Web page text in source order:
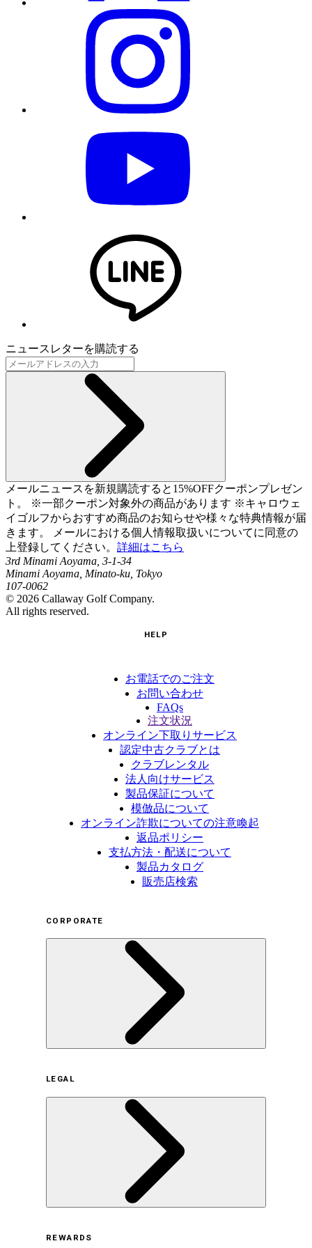
ニュースレターを購読する
メールニュースを新規購読すると15%OFFクーポンプレゼン
ト。 ※一部クーポン対象外の商品があります ※キャロウェ
イゴルフからおすすめ商品のお知らせや様々な特典情報が届
きます。 メールにおける個人情報取扱いについてに同意の
上登録してください。 詳細はこちら
3rd Minami Aoyama, 3-1-34
Minami Aoyama, Minato-ku, Tokyo
107-0062
© 2026 Callaway Golf Company.
All rights reserved.
HELP
お電話でのご注文
お問い合わせ
FAQs
注文状況
オンライン下取りサービス
認定中古クラブとは
クラブレンタル
法人向けサービス
製品保証について
模倣品について
オンライン詐欺についての注意喚起
返品ポリシー
支払方法・配送について
製品カタログ
販売店検索
CORPORATE
サステナビリティの取り組み（日本）
サステナビリティの取り組み（米国/英語）
ヒストリー
採用情報
LEGAL
REWARDS